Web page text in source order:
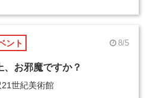
ント 8/5
、お邪魔ですか？
21世紀美術館